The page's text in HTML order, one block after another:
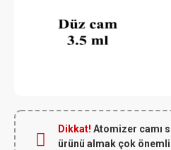
Dikkat! Atomizer camı
ürünü almak çok